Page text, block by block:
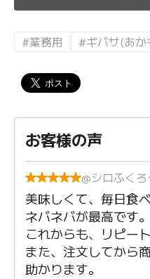
#業務用 #ギバサ(あか
お客様の声
@シロふく
美味しくて、毎日食
ネバネバが最高です。
これからも、リピー
また、注文してから
助かります。